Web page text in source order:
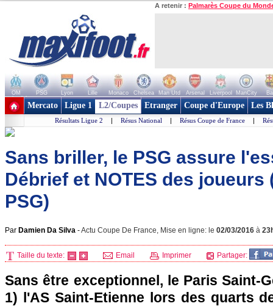
A retenir : Palmarès Coupe du
OM PSG Lyon Lille Monaco Chelsea Man Utd Arsenal Liverpool ManCity
+ de clubs
Mercato Ligue 1 L2/Coupes Etranger Coupe d'Europe Les
Résultats Ligue 2 | Résus National | Résus Coupe de France |
Sans briller, le PSG assure
Débrief et NOTES des joueurs
PSG)
Par Damien Da Silva -Actu Coupe De France, Mise en ligne: le 02/03/2016 à
Taille du texte: Email Imprimer Partager:
Sans être exceptionnel, le Paris Saint-
1) l'AS Saint-Etienne lors des quarts